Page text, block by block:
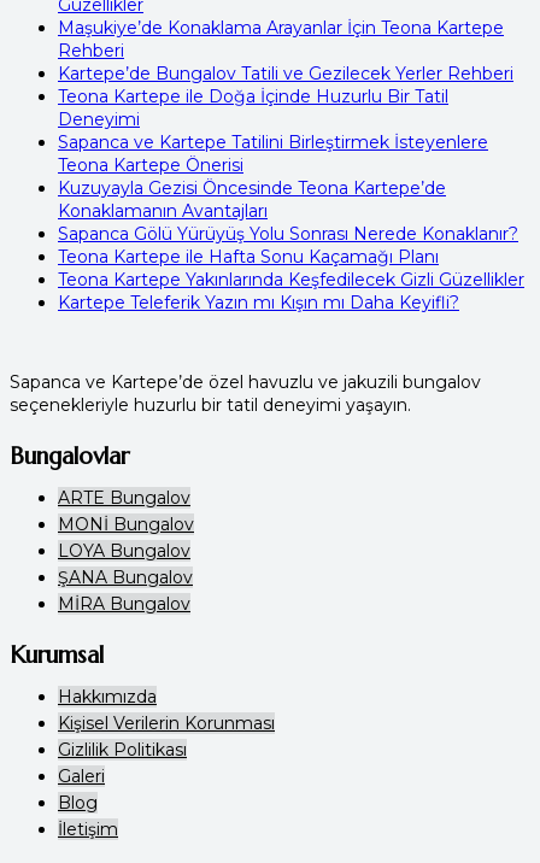
Güzellikler
Maşukiye’de Konaklama Arayanlar İçin Teona Kartepe
Rehberi
Kartepe’de Bungalov Tatili ve Gezilecek Yerler Rehberi
Teona Kartepe ile Doğa İçinde Huzurlu Bir Tatil
Deneyimi
Sapanca ve Kartepe Tatilini Birleştirmek İsteyenlere
Teona Kartepe Önerisi
Kuzuyayla Gezisi Öncesinde Teona Kartepe’de
Konaklamanın Avantajları
Sapanca Gölü Yürüyüş Yolu Sonrası Nerede Konaklanır?
Teona Kartepe ile Hafta Sonu Kaçamağı Planı
Teona Kartepe Yakınlarında Keşfedilecek Gizli Güzellikler
Kartepe Teleferik Yazın mı Kışın mı Daha Keyifli?
Sapanca ve Kartepe’de özel havuzlu ve jakuzili bungalov
seçenekleriyle huzurlu bir tatil deneyimi yaşayın.
Bungalovlar
ARTE Bungalov
MONİ Bungalov
LOYA Bungalov
ŞANA Bungalov
MİRA Bungalov
Kurumsal
Hakkımızda
Kişisel Verilerin Korunması
Gizlilik Politikası
Galeri
Blog
İletişim